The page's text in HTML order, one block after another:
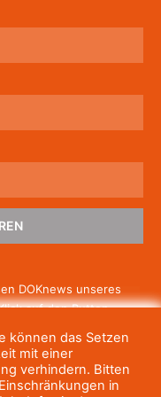
DOKnews unseres
auf den Button
Wenn Sie unsere
wollen, können
können das Setzen
mit einer
verhindern. Bitten
in